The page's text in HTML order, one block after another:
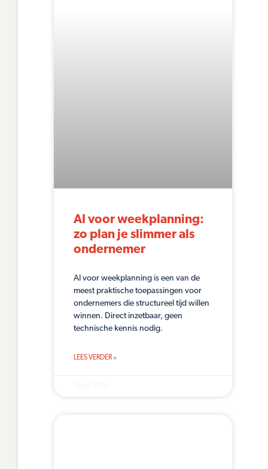
AI voor weekplanning:
zo plan je slimmer als
ondernemer
AI voor weekplanning is een van de
meest praktische toepassingen voor
ondernemers die structureel tijd willen
winnen. Direct inzetbaar, geen
technische kennis nodig.
LEES VERDER »